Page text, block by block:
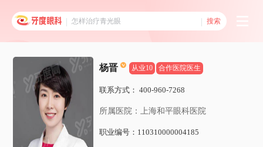
搜索
杨晋 从业10 合作医院医生
联系方式：400-960-7268
所属医院：上海和平眼科医院
职业编号：110310000004185